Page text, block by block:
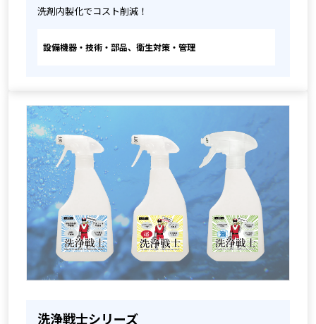
洗剤内製化でコスト削減！
設備機器・技術・部品、衛生対策・管理
洗浄戦士シリーズ